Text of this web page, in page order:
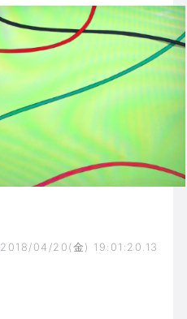
2018/04/20(金) 19:01:20.13